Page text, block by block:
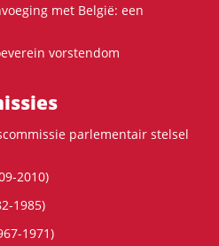
met België: een
vorstendom
parlementair stelsel
2010)
1985)
1971)